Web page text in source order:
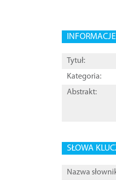
Tytuł:
Kategoria:
Abstrakt:
SŁOWA
Nazwa